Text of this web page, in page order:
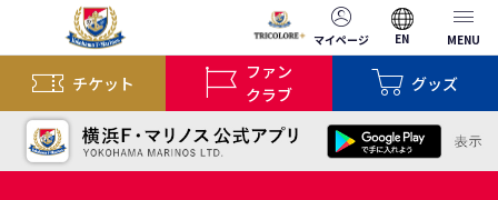
マイページ EN MENU
チケット
ファン
クラブ
グッズ